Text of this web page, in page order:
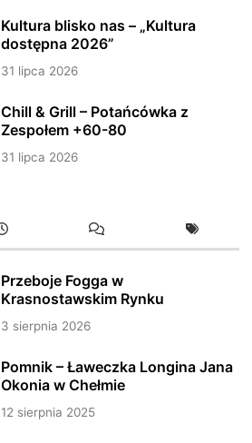
Kultura blisko nas – „Kultura
dostępna 2026”
31 lipca 2026
Chill & Grill – Potańcówka z
Zespołem +60-80
31 lipca 2026
Przeboje Fogga w
Krasnostawskim Rynku
3 sierpnia 2026
Pomnik – Ławeczka Longina Jana
Okonia w Chełmie
12 sierpnia 2025